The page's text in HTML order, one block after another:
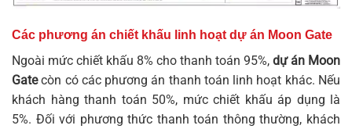
Các phương án chiết khấu linh hoạt dự án Moon Gate
Ngoài mức chiết khấu 8% cho thanh toán 95%, dự án Moon
Gatecòn có các phương án thanh toán linh hoạt khác. Nếu
khách hàng thanh toán 50%, mức chiết khấu áp dụng là
5%. Đối với phương thức thanh toán thông thường, khách